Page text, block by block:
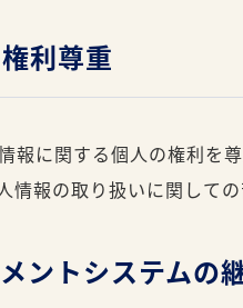
利尊重
報に関する個人の権利を
情報の取り扱いに関して
ントシステムの